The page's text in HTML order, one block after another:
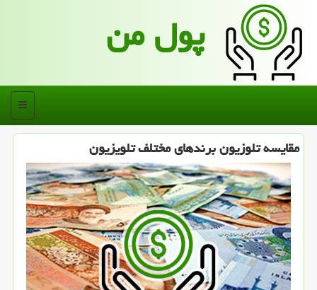
پول من
منو
مقایسه تلوزیون برندهای مختلف تلویزیون